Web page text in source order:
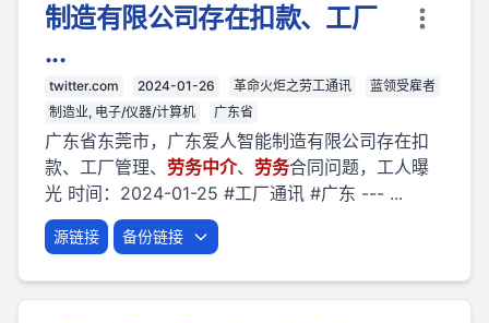
制造有限公司存在扣款、工厂
...
twitter.com 2024-01-26 革命火炬之劳工通讯
蓝领受雇者
制造业, 电子/仪器/计算机
广东省
广东省东莞市，广东爱人智能制造有限公司存在扣
款、工厂管理、 劳务中介、 劳务合同问题，工人曝
光 时间：2024-01-25 #工厂通讯 #广东 --- ...
源链接 备份链接